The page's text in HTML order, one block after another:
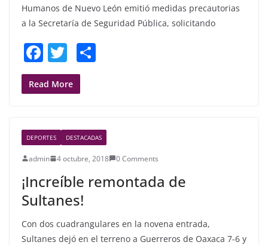
Humanos de Nuevo León emitió medidas precautorias
a la Secretaría de Seguridad Pública, solicitando
F
a
c
b
o
o
k
T
w
itt
Read More
DEPORTES DESTACADAS
admin 4 octubre, 2018 0 Comments
¡Increíble remontada de
Sultanes!
Con dos cuadrangulares en la novena entrada,
Sultanes dejó en el terreno a Guerreros de Oaxaca 7-6 y